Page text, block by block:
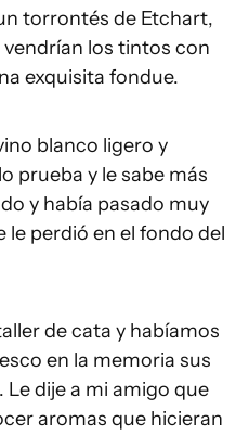
torrontés de Etchart,
los tintos con
exquisita fondue.
blanco ligero y
prueba y le sabe más
y había pasado muy
le perdió en el fondo del
de cata y habíamos
en la memoria sus
dije a mi amigo que
aromas que hicieran